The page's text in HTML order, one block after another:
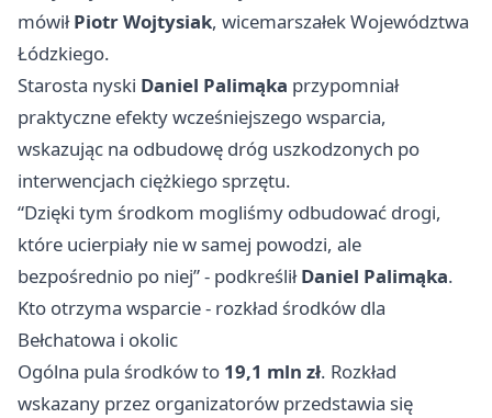
mówiłPiotr Wojtysiak, wicemarszałek Województwa
Łódzkiego.
Starosta nyski Daniel Palimąka przypomniał
praktyczne efekty wcześniejszego wsparcia,
wskazując na odbudowę dróg uszkodzonych po
interwencjach ciężkiego sprzętu.
“Dzięki tym środkom mogliśmy odbudować drogi,
które ucierpiały nie w samej powodzi, ale
bezpośrednio po niej” - podkreśliłDaniel Palimąka.
Kto otrzyma wsparcie - rozkład środków dla
Bełchatowa i okolic
Ogólna pula środków to 19,1 mln zł. Rozkład
wskazany przez organizatorów przedstawia się